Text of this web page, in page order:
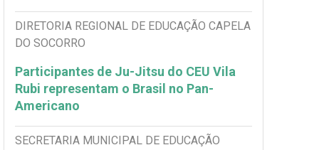
DIRETORIA REGIONAL DE EDUCAÇÃO CAPELA
DO SOCORRO
Participantes de Ju-Jitsu do CEU Vila
Rubi representam o Brasil no Pan-
Americano
SECRETARIA MUNICIPAL DE EDUCAÇÃO